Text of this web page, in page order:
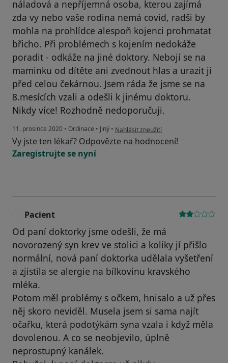
náladová a nepříjemná osoba, kterou zajímá
zda vy nebo vaše rodina nemá covid, radši by
mohla na prohlídce alespoň kojenci prohmatat
břicho. Při problémech s kojením nedokáže
poradit - odkáže na jiné doktory. Nebojí se na
maminku od dítěte ani zvednout hlas a urazit ji
před celou čekárnou. Jsem ráda že jsme se na
8.mesících vzali a odešli k jinému doktoru.
Nikdy více! Rozhodně nedoporučuji.
11. prosince 2020 • Ordinace • Jiný • podle názoru uživatele S.L.
Nahlásit zneužití
Vy jste ten lékař? Odpovězte na hodnocení!
Zaregistrujte se nyní
Pacient
Od paní doktorky jsme odešli, že má
novorozený syn krev ve stolici a koliky jí přišlo
normální, nová paní doktorka udělala vyšetření
a zjistila se alergie na bílkovinu kravského
mléka.
Potom měl problémy s očkem, hnisalo a už přes
něj skoro neviděl. Musela jsem si sama najít
očařku, která podotýkám syna vzala i když měla
dovolenou. A co se neobjevilo, úplně
neprostupný kanálek.